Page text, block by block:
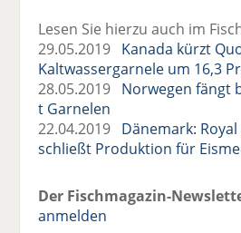
Lesen Sie hierzu auch im
29.05.2019 Kanada kürzt
Kaltwassergarnele um 16,3
28.05.2019 Norwegen fängt
t Garnelen
22.04.2019 Dänemark:
schließt Produktion für
Der Fischmagazin-
anmelden